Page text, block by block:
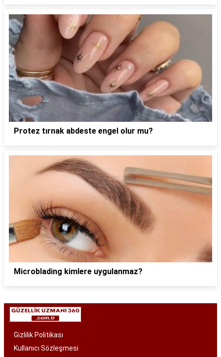
Protez tırnak abdeste engel olur mu?
Microblading kimlere uygulanmaz?
Gizlilik Politikası
Kullanıcı Sözleşmesi